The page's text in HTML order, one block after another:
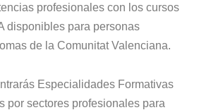
profesionales con los cursos
disponibles para personas
de la Comunitat Valenciana.
Especialidades Formativas
por sectores profesionales para